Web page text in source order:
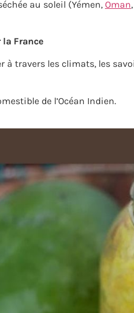
au soleil (Yémen, Oman
France
à travers les climats, les
de l’Océan Indien.